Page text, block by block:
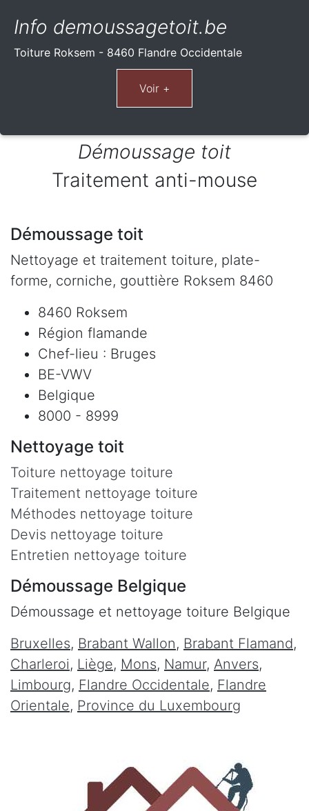
Info demoussagetoit.be
Toiture Roksem - 8460 Flandre Occidentale
Démoussage toit
Traitement anti-mouse
Démoussage toit
Nettoyage et traitement toiture, plate-
forme, corniche, gouttière Roksem 8460
8460 Roksem
Région flamande
Chef-lieu : Bruges
BE-VWV
Belgique
8000 - 8999
Nettoyage toit
Toiture nettoyage toiture
Traitement nettoyage toiture
Méthodes nettoyage toiture
Devis nettoyage toiture
Entretien nettoyage toiture
Démoussage Belgique
Démoussage et nettoyage toiture Belgique
Bruxelles, Brabant Wallon, Brabant Flamand,
Charleroi, Liège, Mons, Namur, Anvers,
Limbourg, Flandre Occidentale, Flandre
Orientale, Province du Luxembourg